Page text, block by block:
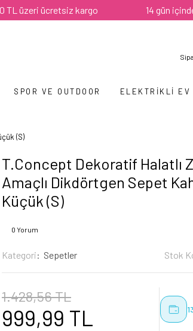
ücretsiz kargo 14 gün içinde
SPOR VE OUTDOOR ELEKTRIKLI EV
(S)
T.Concept Dekoratif Halatlı
Amaçlı Dikdörtgen Sepet
Küçük (S)
0 Yorum
Kategori Sepetler Stok
1.428,56 TL
999,99 TL